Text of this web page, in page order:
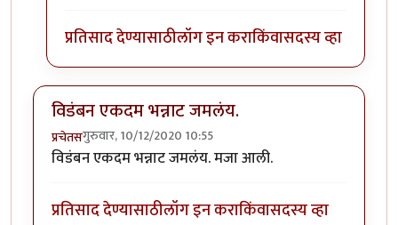
प्रतिसाद देण्यासाठीलॉग इन कराकिंवासदस्य व्हा
विडंबन एकदम भन्नाट जमलंय.
प्रचेतसगुरुवार, 10/12/2020 10:55
विडंबन एकदम भन्नाट जमलंय. मजा आली.
प्रतिसाद देण्यासाठीलॉग इन कराकिंवासदस्य व्हा